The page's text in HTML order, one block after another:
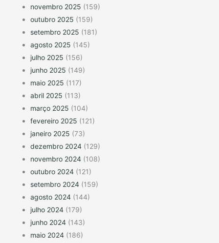
novembro 2025 (159)
outubro 2025 (159)
setembro 2025 (181)
agosto 2025 (145)
julho 2025 (156)
junho 2025 (149)
maio 2025 (117)
abril 2025 (113)
março 2025 (104)
fevereiro 2025 (121)
janeiro 2025 (73)
dezembro 2024 (129)
novembro 2024 (108)
outubro 2024 (121)
setembro 2024 (159)
agosto 2024 (144)
julho 2024 (179)
junho 2024 (143)
maio 2024 (186)